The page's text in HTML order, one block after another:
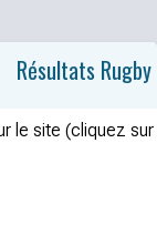
Résultats Rugby
le site (cliquez sur